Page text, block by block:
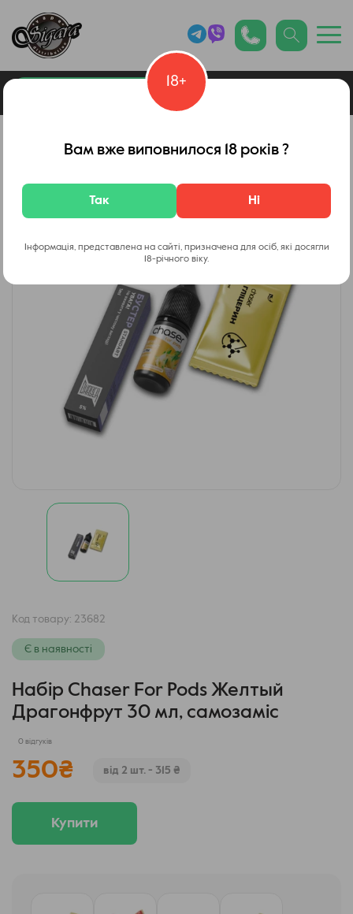
Каталог товарів
Код товару: 23682
Є в наявності
Набір Chaser For Pods Желтый
Драгонфрут 30 мл, самозаміс
0 відгуків
350₴ від 2 шт. - 315 ₴
Купити
18+
Вам вже виповнилося 18 років ?
Так Ні
Інформація, представлена на сайті, призначена для осіб, які досягли
18-річного віку.